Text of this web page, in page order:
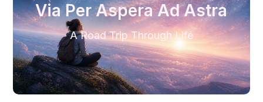
Via Per Aspera Ad Astra
A Road Trip Through Life